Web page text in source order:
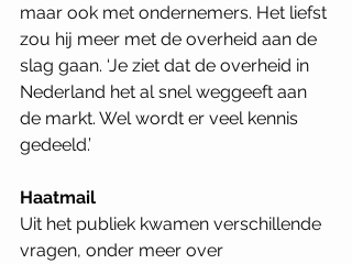
maar ook met ondernemers. Het liefst
zou hij meer met de overheid aan de
slag gaan. ‘Je ziet dat de overheid in
Nederland het al snel weggeeft aan
de markt. Wel wordt er veel kennis
gedeeld.’
Haatmail
Uit het publiek kwamen verschillende
vragen, onder meer over